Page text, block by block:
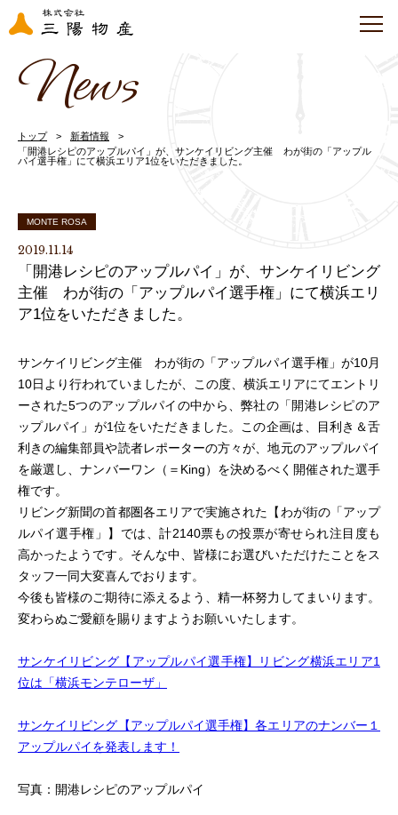
News
トップ
新着情報
「開港レシピのアップルパイ」が、サンケイリビング主催 わが街の「アップル
パイ選手権」にて横浜エリア1位をいただきました。
MONTE ROSA
2019.11.14
「開港レシピのアップルパイ」が、サンケイリビング
主催 わが街の「アップルパイ選手権」にて横浜エリ
ア1位をいただきました。
サンケイリビング主催 わが街の「アップルパイ選手権」が10月
10日より行われていましたが、この度、横浜エリアにてエントリ
ーされた5つのアップルパイの中から、弊社の「開港レシピのア
ップルパイ」が1位をいただきました。この企画は、目利き＆舌
利きの編集部員や読者レポーターの方々が、地元のアップルパイ
を厳選し、ナンバーワン（＝King）を決めるべく開催された選手
権です。
リビング新聞の首都圏各エリアで実施された【わが街の「アップ
ルパイ選手権」】では、計2140票もの投票が寄せられ注目度も
高かったようです。そんな中、皆様にお選びいただけたことをス
タッフ一同大変喜んでおります。
今後も皆様のご期待に添えるよう、精一杯努力してまいります。
変わらぬご愛顧を賜りますようお願いいたします。
サンケイリビング【アップルパイ選手権】リビング横浜エリア1
位は「横浜モンテローザ」
サンケイリビング【アップルパイ選手権】各エリアのナンバー１
アップルパイを発表します！
写真：開港レシピのアップルパイ